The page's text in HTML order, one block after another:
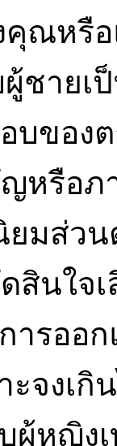
คุณหรื
ชาย
ของ
หรือภ
ยมส่ว
สินใจ
ารออ
ะจงเ
ผู้หญิง